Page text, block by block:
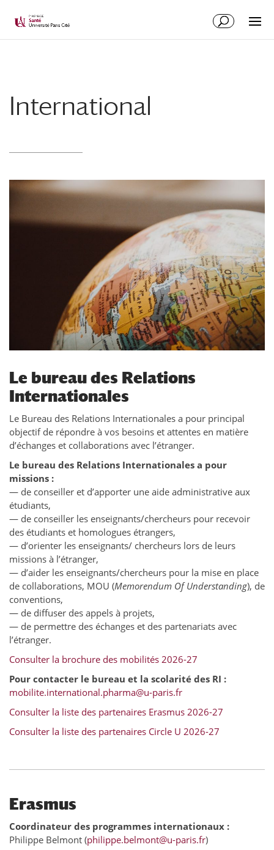
International
Le bureau des Relations
Internationales
Le Bureau des Relations Internationales a pour principal
objectif de répondre à vos besoins et attentes en matière
d’échanges et collaborations avec l’étranger.
Le bureau des Relations Internationales a pour
missions :
— de conseiller et d’apporter une aide administrative aux
étudiants,
— de conseiller les enseignants/chercheurs pour recevoir
des étudiants et homologues étrangers,
— d’orienter les enseignants/ chercheurs lors de leurs
missions à l’étranger,
— d’aider les enseignants/chercheurs pour la mise en place
de collaborations, MOU (Memorendum Of Understanding), de
conventions,
— de diffuser des appels à projets,
— de permettre des échanges et des partenariats avec
l’étranger.
Consulter la brochure des mobilités 2026-27
Pour contacter le bureau et la scolarité des RI :
mobilite.international.pharma@u-paris.fr
Consulter la liste des partenaires Erasmus 2026-27
Consulter la liste des partenaires Circle U 2026-27
Erasmus
Coordinateur des programmes internationaux :
Philippe Belmont (philippe.belmont@u-paris.fr)